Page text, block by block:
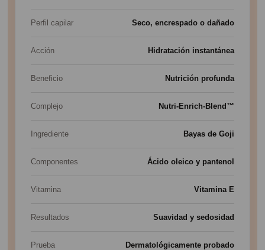
Perfil capilar Seco, encrespado o dañado
Acción Hidratación instantánea
Beneficio Nutrición profunda
Complejo Nutri-Enrich-Blend™
Ingrediente Bayas de Goji
Componentes Ácido oleico y pantenol
Vitamina Vitamina E
Resultados Suavidad y sedosidad
Prueba Dermatológicamente probado